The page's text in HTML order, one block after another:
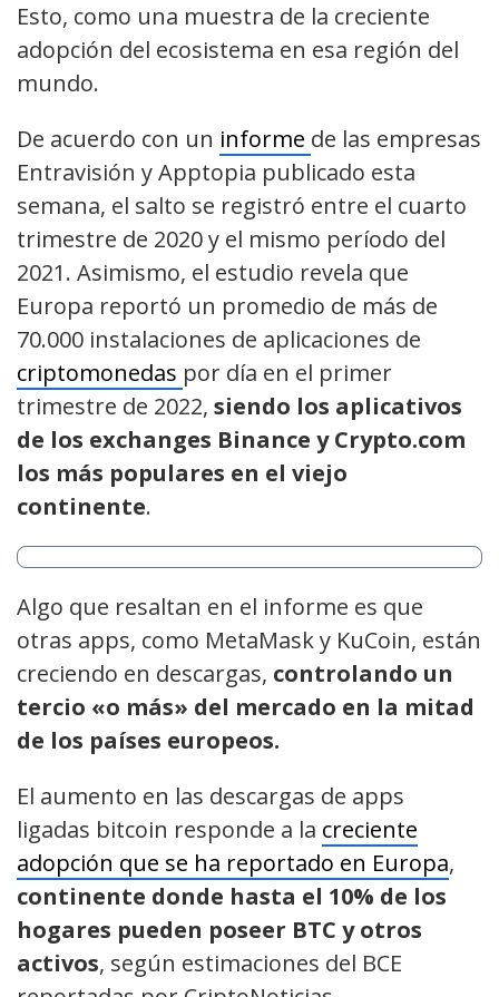
Esto, como una muestra de la creciente
adopción del ecosistema en esa región del
mundo.
De acuerdo con un informe de las empresas
Entravisión y Apptopia publicado esta
semana, el salto se registró entre el cuarto
trimestre de 2020 y el mismo período del
2021. Asimismo, el estudio revela que
Europa reportó un promedio de más de
70.000 instalaciones de aplicaciones de
criptomonedas por día en el primer
trimestre de 2022, siendo los aplicativos
de los exchanges Binance y Crypto.com
los más populares en el viejo
continente.
Algo que resaltan en el informe es que
otras apps, como MetaMask y KuCoin, están
creciendo en descargas, controlando un
tercio «o más» del mercado en la mitad
de los países europeos.
El aumento en las descargas de apps
ligadas bitcoin responde a la creciente
adopción que se ha reportado en Europa,
continente donde hasta el 10% de los
hogares pueden poseer BTC y otros
activos, según estimaciones del BCE